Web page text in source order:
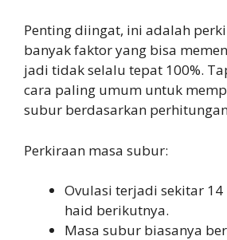
Penting diingat, ini adalah
banyak faktor yang bisa
jadi tidak selalu tepat 100%.
cara paling umum untuk
subur berdasarkan
Perkiraan masa subur:
Ovulasi terjadi sekitar
haid berikutnya.
Masa subur biasanya